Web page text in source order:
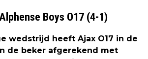
Boys O17 (4-1)
wedstrijd heeft Ajax O17 in de
de beker afgerekend met